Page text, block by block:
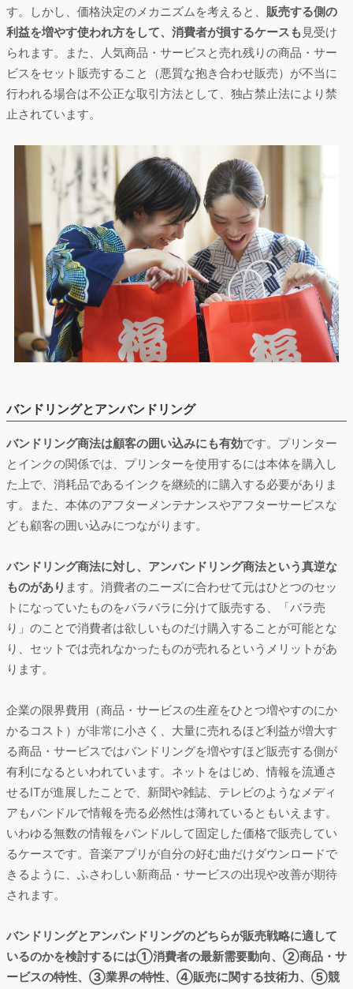
す。しかし、価格決定のメカニズムを考えると、 販売する側の
利益を増やす使われ方をして、消費者が損するケースも 見受け
られます。また、人気商品・サービスと売れ残りの商品・サー
ビスをセット販売すること（悪質な抱き合わせ販売）が不当に
行われる場合は不公正な取引方法として、独占禁止法により禁
止されています。
バンドリングとアンバンドリング
バンドリング商法は顧客の囲い込みにも有効です。プリンター
とインクの関係では、プリンターを使用するには本体を購入し
た上で、消耗品であるインクを継続的に購入する必要がありま
す。また、本体のアフターメンテナンスやアフターサービスな
ども顧客の囲い込みにつながります。
バンドリング商法に対し、アンバンドリング商法という真逆な
ものがあり ます。消費者のニーズに合わせて元はひとつのセッ
トになっていたものをバラバラに分けて販売する、「バラ売
り」のことで消費者は欲しいものだけ購入することが可能とな
り、セットでは売れなかったものが売れるというメリットがあ
ります。
企業の限界費用（商品・サービスの生産をひとつ増やすのにか
かるコスト）が非常に小さく、大量に売れるほど利益が増大す
る商品・サービスではバンドリングを増やすほど販売する側が
有利になるといわれています。ネットをはじめ、情報を流通さ
せるITが進展したことで、新聞や雑誌、テレビのようなメディ
アもバンドルで情報を売る必然性は薄れているともいえます。
いわゆる無数の情報をバンドルして固定した価格で販売してい
るケースです。音楽アプリが自分の好む曲だけダウンロードで
きるように、ふさわしい新商品・サービスの出現や改善が期待
されます。
バンドリングとアンバンドリングのどちらが販売戦略に適して
いるのかを検討するには①消費者の最新需要動向、②商品・サ
ービスの特性、③業界の特性、④販売に関する技術力、⑤競